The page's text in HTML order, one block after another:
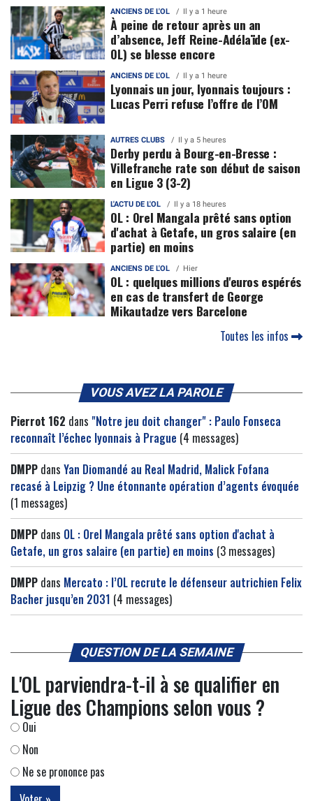
ANCIENS DE L'OL Il y a 1 heure
À peine de retour après un an
d’absence, Jeff Reine-Adélaïde (ex-
OL) se blesse encore
ANCIENS DE L'OL Il y a 1 heure
Lyonnais un jour, lyonnais toujours :
Lucas Perri refuse l’offre de l’OM
AUTRES CLUBS Il y a 5 heures
Derby perdu à Bourg-en-Bresse :
Villefranche rate son début de saison
en Ligue 3 (3-2)
L'ACTU DE L'OL Il y a 18 heures
OL : Orel Mangala prêté sans option
d'achat à Getafe, un gros salaire (en
partie) en moins
ANCIENS DE L'OL Hier
OL : quelques millions d'euros espérés
en cas de transfert de George
Mikautadze vers Barcelone
Toutes les infos
VOUS AVEZ LA PAROLE
Pierrot 162 dans "Notre jeu doit changer" : Paulo Fonseca
reconnaît l’échec lyonnais à Prague (4 messages)
DMPP dans Yan Diomandé au Real Madrid, Malick Fofana
recasé à Leipzig ? Une étonnante opération d’agents évoquée
(1 messages)
DMPP dans OL : Orel Mangala prêté sans option d'achat à
Getafe, un gros salaire (en partie) en moins (3 messages)
DMPP dans Mercato : l’OL recrute le défenseur autrichien Felix
Bacher jusqu’en 2031 (4 messages)
QUESTION DE LA SEMAINE
L'OL parviendra-t-il à se qualifier en
Ligue des Champions selon vous ?
Oui
Non
Ne se prononce pas